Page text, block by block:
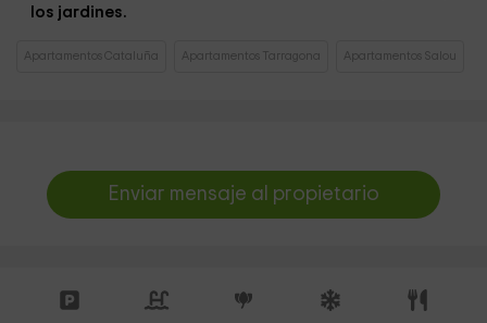
los jardines.
Apartamentos Cataluña Apartamentos Tarragona Apartamentos Salou
Enviar mensaje al propietario